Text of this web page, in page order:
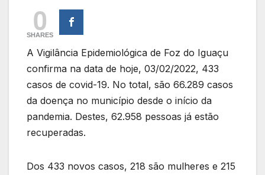
0
SHARES
A Vigilância Epidemiológica de Foz do Iguaçu
confirma na data de hoje, 03/02/2022, 433
casos de covid-19. No total, são 66.289 casos
da doença no município desde o início da
pandemia. Destes, 62.958 pessoas já estão
recuperadas.
Dos 433 novos casos, 218 são mulheres e 215